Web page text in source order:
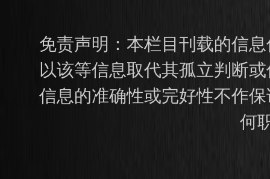
免责声明：本栏目刊载的信
以该等信息取代其孤立判断
信息的准确性或完好性不作
何